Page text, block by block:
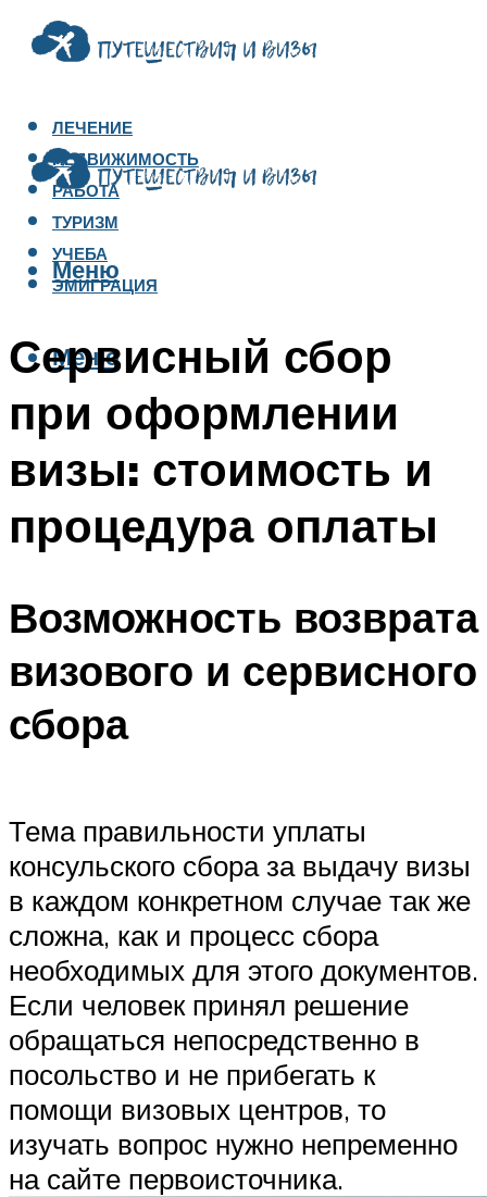
ЛЕЧЕНИЕ
НЕДВИЖИМОСТЬ
РАБОТА
ТУРИЗМ
УЧЕБА
ЭМИГРАЦИЯ
Меню
Меню
Сервисный сбор
при оформлении
визы: стоимость и
процедура оплаты
Возможность возврата
визового и сервисного
сбора
Тема правильности уплаты
консульского сбора за выдачу визы
в каждом конкретном случае так же
сложна, как и процесс сбора
необходимых для этого документов.
Если человек принял решение
обращаться непосредственно в
посольство и не прибегать к
помощи визовых центров, то
изучать вопрос нужно непременно
на сайте первоисточника.